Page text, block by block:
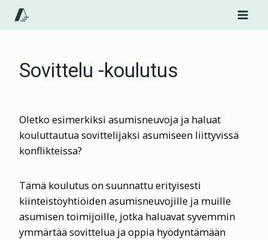
Siirry
sisältöön
Sovittelu -koulutus
Oletko esimerkiksi asumisneuvoja ja haluat
kouluttautua sovittelijaksi asumiseen liittyvissä
konflikteissa?
Tämä koulutus on suunnattu erityisesti
kiinteistöyhtiöiden asumisneuvojille ja muille
asumisen toimijoille, jotka haluavat syvemmin
ymmärtää sovittelua ja oppia hyödyntämään